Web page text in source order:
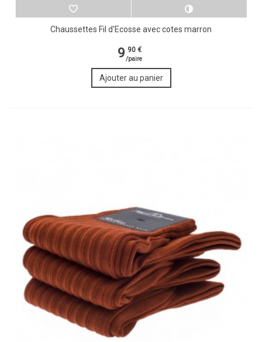
Chaussettes Fil d'Ecosse avec cotes marron
9 90 €
/paire